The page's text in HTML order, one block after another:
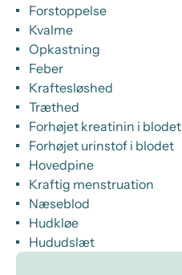
Forstoppelse
Kvalme
Opkastning
Feber
Kraftesløshed
Træthed
Forhøjet kreatinin i blodet
Forhøjet urinstof i blodet
Hovedpine
Kraftig menstruation
Næseblod
Hudkløe
Hududslæt